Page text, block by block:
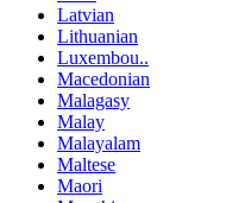
Latvian
Lithuanian
Luxembou..
Macedonian
Malagasy
Malay
Malayalam
Maltese
Maori